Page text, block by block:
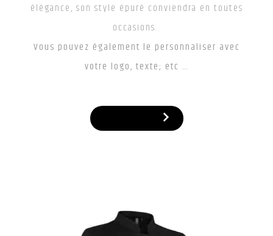
élégance, son style épuré conviendra en toutes
occasions.
Vous pouvez également le personnaliser avec
votre logo, texte; etc …